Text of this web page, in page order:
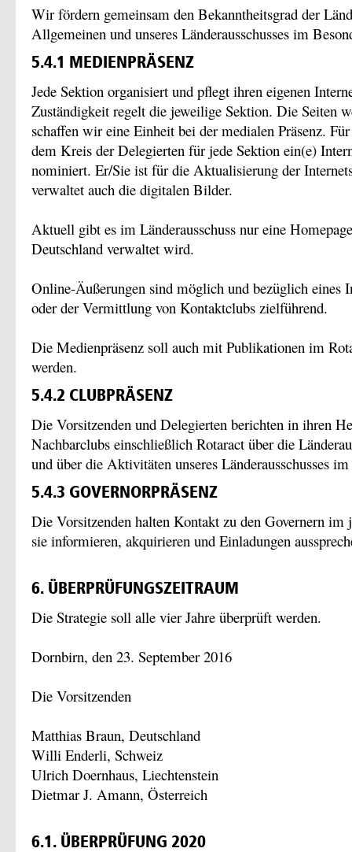
Wir fördern gemeinsam den Bekanntheitsgrad der
Allgemeinen und unseres Länderausschusses im
5.4.1 MEDIENPRÄSENZ
Jede Sektion organisiert und pflegt ihren eigenen
Zuständigkeit regelt die jeweilige Sektion. Die Seiten
schaffen wir eine Einheit bei der medialen Präsenz.
dem Kreis der Delegierten für jede Sektion ein(e)
nominiert. Er/Sie ist für die Aktualisierung der
verwaltet auch die digitalen Bilder.
Aktuell gibt es im Länderausschuss nur eine
Deutschland verwaltet wird.
Online-Äußerungen sind möglich und bezüglich eines
oder der Vermittlung von Kontaktclubs zielführend.
Die Medienpräsenz soll auch mit Publikationen im
werden.
5.4.2 CLUBPRÄSENZ
Die Vorsitzenden und Delegierten berichten in ihren
Nachbarclubs einschließlich Rotaract über die
und über die Aktivitäten unseres Länderausschusses
5.4.3 GOVERNORPRÄSENZ
Die Vorsitzenden halten Kontakt zu den Governern
sie informieren, akquirieren und Einladungen
6. ÜBERPRÜFUNGSZEITRAUM
Die Strategie soll alle vier Jahre überprüft werden.
Dornbirn, den 23. September 2016
Die Vorsitzenden
Matthias Braun, Deutschland
Willi Enderli, Schweiz
Ulrich Doernhaus, Liechtenstein
Dietmar J. Amann, Österreich
6.1. ÜBERPRÜFUNG 2020